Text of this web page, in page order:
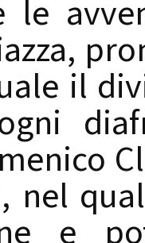
le
il
nel